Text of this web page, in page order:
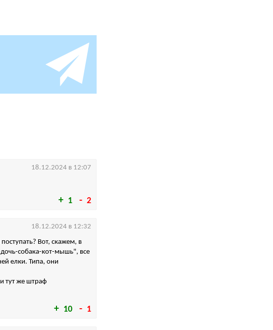
1 2
18.12.2024 в 12:07
10 1
Вот, скажем, в
собака-кот-мышь", все
елки. Типа, они
тут же штраф
18.12.2024 в 12:32